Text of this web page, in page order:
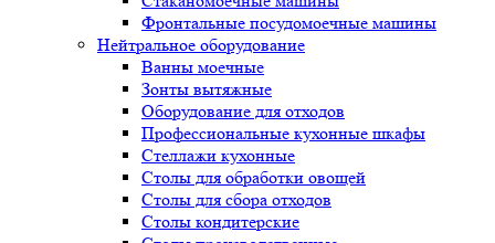
Фронтальные посудомоечные машины
Нейтральное оборудование
Ванны моечные
Зонты вытяжные
Оборудование для отходов
Профессиональные кухонные шкафы
Стеллажи кухонные
Столы для обработки овощей
Столы для сбора отходов
Столы кондитерские